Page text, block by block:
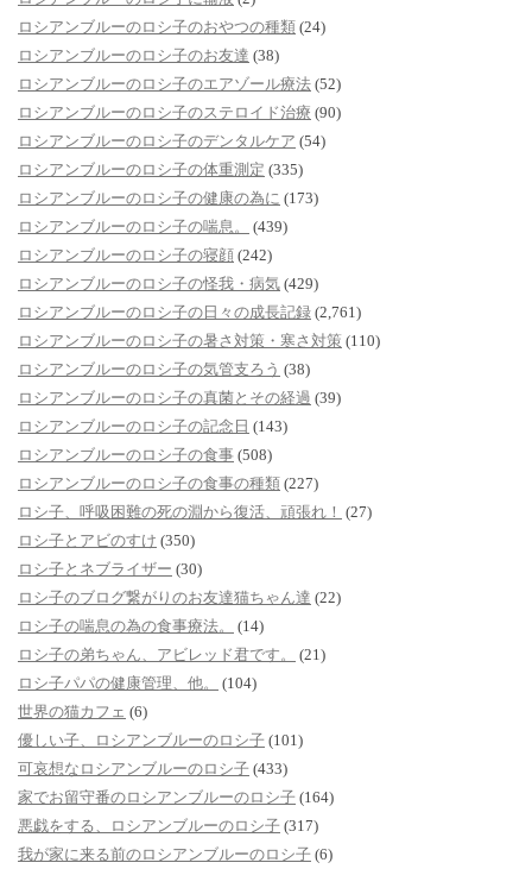
ロシアンブルーのロシ子のおやつの種類 (24)
ロシアンブルーのロシ子のお友達 (38)
ロシアンブルーのロシ子のエアゾール療法 (52)
ロシアンブルーのロシ子のステロイド治療 (90)
ロシアンブルーのロシ子のデンタルケア (54)
ロシアンブルーのロシ子の体重測定 (335)
ロシアンブルーのロシ子の健康の為に (173)
ロシアンブルーのロシ子の喘息。
(439)
ロシアンブルーのロシ子の寝顔 (242)
ロシアンブルーのロシ子の怪我・病気 (429)
ロシアンブルーのロシ子の日々の成長記録 (2,761)
ロシアンブルーのロシ子の暑さ対策・寒さ対策 (110)
ロシアンブルーのロシ子の気管支ろう (38)
ロシアンブルーのロシ子の真菌とその経過 (39)
ロシアンブルーのロシ子の記念日 (143)
ロシアンブルーのロシ子の食事 (508)
ロシアンブルーのロシ子の食事の種類 (227)
ロシ子、呼吸困難の死の淵から復活、頑張れ！ (27)
ロシ子とアビのすけ (350)
ロシ子とネブライザー (30)
ロシ子のブログ繋がりのお友達猫ちゃん達 (22)
ロシ子の喘息の為の食事療法。
(14)
ロシ子の弟ちゃん、アビレッド君です。
(21)
ロシ子パパの健康管理、他。
(104)
世界の猫カフェ (6)
優しい子、ロシアンブルーのロシ子 (101)
可哀想なロシアンブルーのロシ子 (433)
家でお留守番のロシアンブルーのロシ子 (164)
悪戯をする、ロシアンブルーのロシ子 (317)
我が家に来る前のロシアンブルーのロシ子 (6)